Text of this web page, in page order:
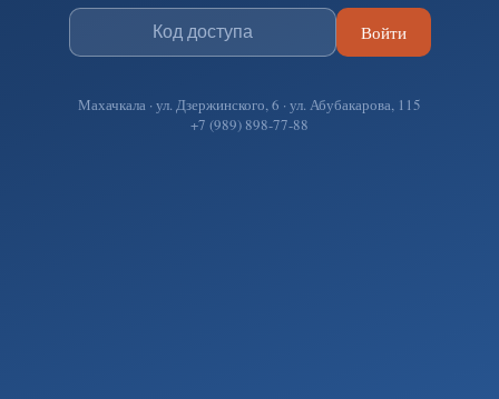
Войти
Махачкала · ул. Дзержинского, 6 · ул. Абубакарова, 115
+7 (989) 898-77-88